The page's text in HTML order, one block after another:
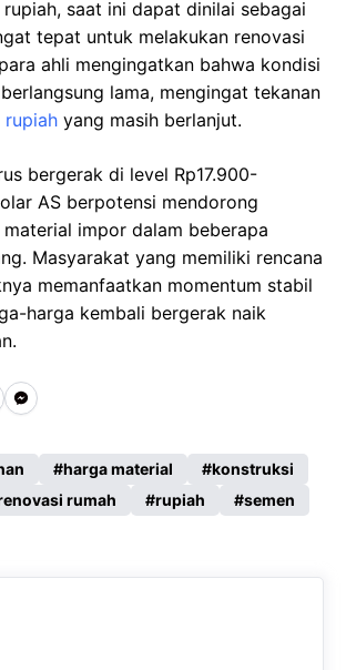
saat ini dapat dinilai sebagai
tepat untuk melakukan renovasi
ahli mengingatkan bahwa kondisi
lama, mengingat tekanan
rupiah yang masih berlanjut.
bergerak di level Rp17.900-
AS berpotensi mendorong
impor dalam beberapa
Masyarakat yang memiliki rencana
memanfaatkan momentum stabil
harga kembali bergerak naik
M
s
s
n
harga material
konstruksi
rumah rupiah semen